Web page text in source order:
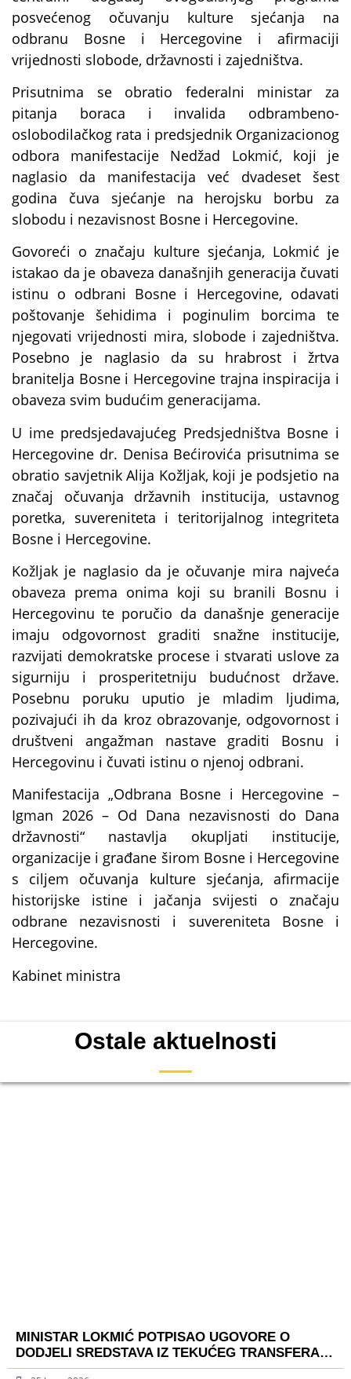
posvećenog očuvanju kulture sjećanja na
odbranu Bosne i Hercegovine i afirmaciji
vrijednosti slobode, državnosti i zajedništva.
Prisutnima se obratio federalni ministar za
pitanja boraca i invalida odbrambeno-
oslobodilačkog rata i predsjednik Organizacionog
odbora manifestacije Nedžad Lokmić, koji je
naglasio da manifestacija već dvadeset šest
godina čuva sjećanje na herojsku borbu za
slobodu i nezavisnost Bosne i Hercegovine.
Govoreći o značaju kulture sjećanja, Lokmić je
istakao da je obaveza današnjih generacija čuvati
istinu o odbrani Bosne i Hercegovine, odavati
poštovanje šehidima i poginulim borcima te
njegovati vrijednosti mira, slobode i zajedništva.
Posebno je naglasio da su hrabrost i žrtva
branitelja Bosne i Hercegovine trajna inspiracija i
obaveza svim budućim generacijama.
U ime predsjedavajućeg Predsjedništva Bosne i
Hercegovine dr. Denisa Bećirovića prisutnima se
obratio savjetnik Alija Kožljak, koji je podsjetio na
značaj očuvanja državnih institucija, ustavnog
poretka, suvereniteta i teritorijalnog integriteta
Bosne i Hercegovine.
Kožljak je naglasio da je očuvanje mira najveća
obaveza prema onima koji su branili Bosnu i
Hercegovinu te poručio da današnje generacije
imaju odgovornost graditi snažne institucije,
razvijati demokratske procese i stvarati uslove za
sigurniju i prosperitetniju budućnost države.
Posebnu poruku uputio je mladim ljudima,
pozivajući ih da kroz obrazovanje, odgovornost i
društveni angažman nastave graditi Bosnu i
Hercegovinu i čuvati istinu o njenoj odbrani.
Manifestacija „Odbrana Bosne i Hercegovine –
Igman 2026 – Od Dana nezavisnosti do Dana
državnosti“ nastavlja okupljati institucije,
organizacije i građane širom Bosne i Hercegovine
s ciljem očuvanja kulture sjećanja, afirmacije
historijske istine i jačanja svijesti o značaju
odbrane nezavisnosti i suvereniteta Bosne i
Hercegovine.
Kabinet ministra
Ostale aktuelnosti
MINISTAR LOKMIĆ POTPISAO UGOVORE O
DODJELI SREDSTAVA IZ TEKUĆEG TRANSFERA…